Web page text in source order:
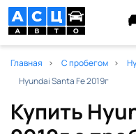
Главная С пробегом
Hyundai Santa Fe 2019г
Купить